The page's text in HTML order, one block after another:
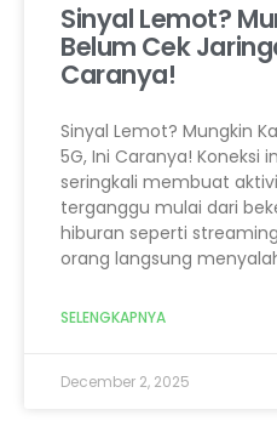
Sinyal Lemot?
Belum Cek
Caranya!
Sinyal Lemot? Mungkin
5G, Ini Caranya!
seringkali membuat
terganggu mulai dari
hiburan seperti
orang langsung
SELENGKAPNYA
December 2, 2025